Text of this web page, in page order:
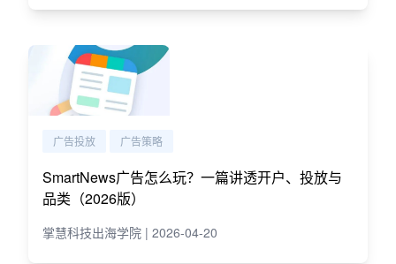
广告投放 广告策略
SmartNews广告怎么玩？一篇讲透开户、投放与
品类（2026版）
掌慧科技出海学院 | 2026-04-20